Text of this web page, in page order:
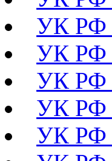
УК РФ
УК РФ
УК РФ
УК РФ
УК РФ